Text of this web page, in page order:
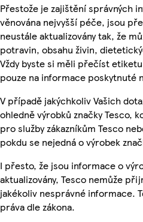
Přestože je zajištění správných
věnována nejvyšší péče, jsou
neustále aktualizovány tak, že
potravin, obsahu živin,
Vždy byste si měli přečíst
pouze na informace poskytnuté
V případě jakýchkoliv Vašich
ohledně výrobků značky Tesco,
pro služby zákazníkům Tesco
pokdu se nejedná o výrobek
I přesto, že jsou informace o
aktualizovány, Tesco nemůže
jakékoliv nesprávné informace.
práva dle zákona.